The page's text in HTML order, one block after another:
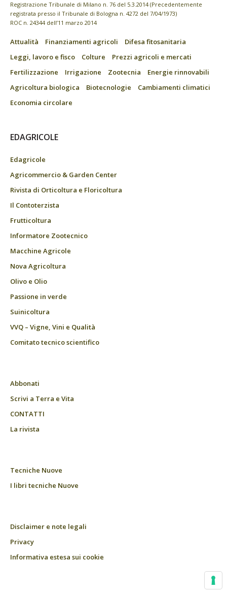
Registrazione Tribunale di Milano n. 76 del 5.3.2014 (Precedentemente
registrata presso il Tribunale di Bologna n. 4272 del 7/04/1973)
ROC n. 24344 dell’11 marzo 2014
Attualità Finanziamenti agricoli
Difesa fitosanitaria
Leggi, lavoro e fisco
Colture
Prezzi agricoli e mercati
Fertilizzazione
Irrigazione Zootecnia
Energie rinnovabili
Agricoltura biologica
Biotecnologie
Cambiamenti climatici
Economia circolare
EDAGRICOLE
Edagricole
Agricommercio & Garden Center
Rivista di Orticoltura e Floricoltura
Il Contoterzista
Frutticoltura
Informatore Zootecnico
Macchine Agricole
Nova Agricoltura
Olivo e Olio
Passione in verde
Suinicoltura
VVQ – Vigne, Vini e Qualità
Comitato tecnico scientifico
Abbonati
Scrivi a Terra e Vita
CONTATTI
La rivista
Tecniche Nuove
I libri tecniche Nuove
Disclaimer e note legali
Privacy
Informativa estesa sui cookie